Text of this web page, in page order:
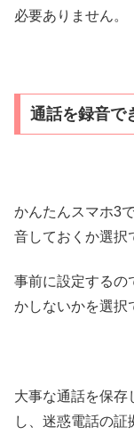
必要ありません。
通話を録音で
かんたんスマホ3
音しておくか選択
事前に設定するの
かしないかを選択
大事な通話を保存
し、迷惑電話の証